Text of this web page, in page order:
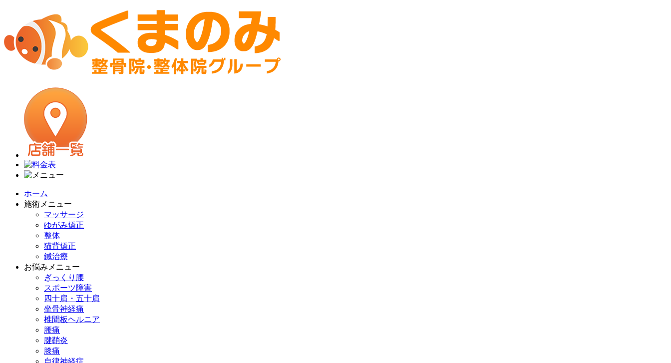
ホーム
施術メニュー
マッサージ
ゆがみ矯正
整体
猫背矯正
鍼治療
お悩みメニュー
ぎっくり腰
スポーツ障害
四十肩・五十肩
坐骨神経痛
椎間板ヘルニア
腰痛
腱鞘炎
膝痛
自律神経症